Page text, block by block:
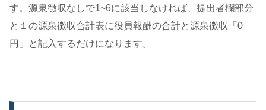
す。源泉徴収なしで1~6に該当しなければ、提出者欄部分
と１の源泉徴収合計表に役員報酬の合計と源泉徴収「0
円」と記入するだけになります。